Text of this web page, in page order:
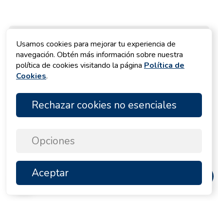
Ofertas de alquiler
Veleros
Catamaranes
92 yates
Yates a motor
16 yates
Catamaranes a Motor
Mostrar todos los yates
Usamos cookies para mejorar tu experiencia de
navegación. Obtén más información sobre nuestra
política de cookies visitando la página Política de
Cookies.
Rechazar cookies no esenciales
Opciones
Aceptar